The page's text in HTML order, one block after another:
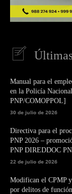
Manual para el
en la Policía
PNP/COMOPPOL]
30 de julio de 2026
Directiva para el
PNP 2026 –
PNP DIREDDOC
22 de julio de 2026
Modifican el CPMP y
por delitos de